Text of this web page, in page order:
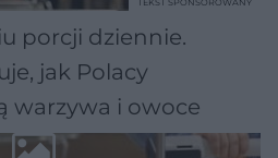
porcji dziennie.
jak Polacy
warzywa i owoce
TEKST SPONSOROWANY